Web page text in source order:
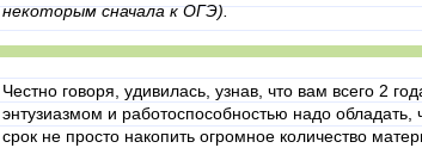
некоторым сначала к ОГЭ).
Честно говоря, удивилась, узнав, что вам всего 2
энтузиазмом и работоспособностью надо обладать,
срок не просто накопить огромное количество